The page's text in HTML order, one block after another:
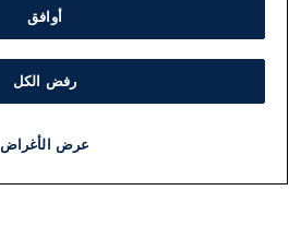
أوافق
رفض الكل
عرض الأغراض